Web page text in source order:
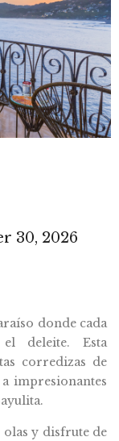
30, 2026
donde cada
deleite. Esta
corredizas de
impresionantes
olas y disfrute de